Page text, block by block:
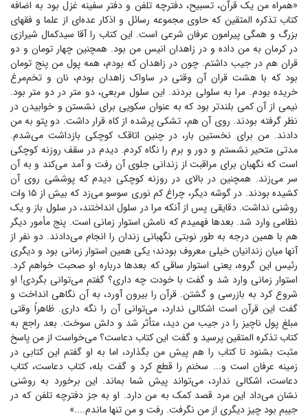
«همراه من یک قرآن، تسبیح، دفترچه تلفن و دفتر سفینه غزل بود به اضافه
کتاب تذکره المتقین که حاوی مجموعه رسائل و اذکار عده‌ای از علما و فقهای
بزرگ و همگی پیرامون عرفان شرعی است. این کتاب را آقا سیدکمال شیرازی
در کرمان به من داده و در زاهدان انیس من بود. همچنین چهار تومان و دو
قران هم در جیب داشتم. چون در زاهدان که بودم، همه پول من پنج تومان
بود که با هشت قران آن وقتی در ساواک زاهدان بودم، نان و تخم‌مرغ
خریده بودم. مرا به سلولی بردند. این سلول مربعی، دو متر در دو متر بود.
نیمی از آن کمی بلندتر بود که به عنوان سکویی برای نشستن و خوابیدن در
نظر گرفته بودند. روی آن هم، تشکی پرشده از کاه قرار داشت. دو پتو به من
دادند. من برای نخستین بار، در چنین اتاقک کوچکی بازداشت می‌شدم.
مدتی متحیر نشستم و دور و برم را نگاه کردم. دیدم در سقف روزنه کوچکی
است که نگهبان برای مراقبت از زندانی جلوی آن رفت و آمد می‌کند و به آن
سر می‌زند. همچنین در بالای در روزنه کوچکی دیدم که پوششی روی آن
کشیده بودند. در گوشه دیگر، چراغ کم نوری سوسو می‌زد که بیش از ۱۵ وات
روشنی نداشت. دقایقی پس از آنکه مرا در سلول انداختند، در سلول باز و یک
نظامی وارد شد. بعد‌ها فهمیدم که نامش استوار زمانی است. پنج مأمور دیگر
هم با همین درجه به طور نوبتی نگهبانی زندان را انجام می‌دادند. دو نفر از
آنها میان زندانیان خیلی معروف بودند؛ یکی همین استوار زمانی بود و دیگری
رئیس این گروه، یعنی استوار ساقی که بعد‌ها درباره او صحبت خواهم کرد.
استوار زمانی وارد شد و گفت با خودت چه داری؟ گفتم می‌توانی بگردی! او
شروع کرد به بازرسی و گشتن. قرآن را بیرون آورد، به آن نگاهی انداخت و
گفت این قرآن است اشکالی ندارد، می‌توانی آن را نگه داری. ظاهراً وقتی
مبلغ پول ناچیز را در جیب من دید، متأثر شد و دلش سوخت. بعد راجع به
کتاب تذکره المتقین پرسید و گفت این کتاب دعاست؟ می‌خواست از من پاسخ
مثبت بشنود تا کتاب را هم پیش من بگذارد، اما به او گفتم این کتابی در
زمینه عرفان است و... سخنم را قطع کرد و گفت بله، کتاب دعاست، کتاب
دعاست، اشکالی ندارد، می‌تواند پیش شما بماند. این برخورد به روشنی
نشان می‌داد این مرد قصد کمک به من دارد. او به جز دفترچه تلفن که در
جیبم بود چیز دیگری از من نگرفت. رفت و من تنها ماندم....»